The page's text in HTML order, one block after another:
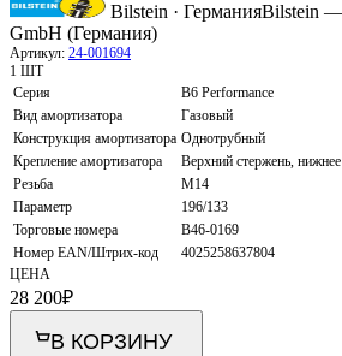
Bilstein · ГерманияBilstein —
GmbH (Германия)
Артикул: 24-001694
1 ШТ
Серия
B6 Performance
Вид амортизатора
Газовый
Конструкция амортизатора Однотрубный
Крепление амортизатора
Верхний стержень, нижнее
Резьба
M14
Параметр
196/133
Торговые номера
B46-0169
Номер EAN/Штрих-код
4025258637804
ЦЕНА
28 200₽
В КОРЗИНУ